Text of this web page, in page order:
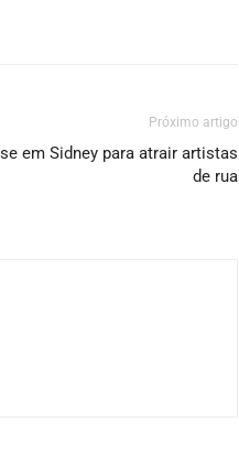
Próximo artigo
em Sidney para atrair artistas
de rua